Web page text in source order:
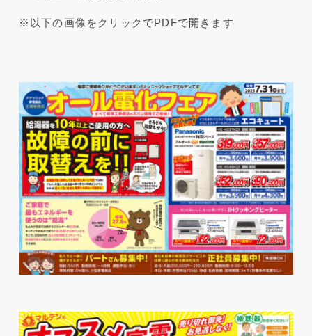
※以下の画像をクリックでPDFで開きます